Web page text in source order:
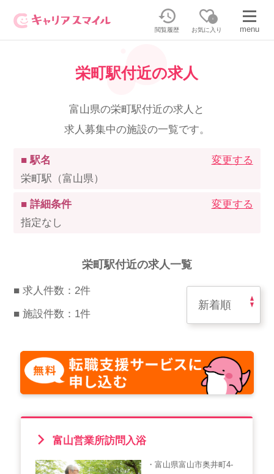
閲覧履歴
0
お気に入り menu
無料相談・お問い合わせはこちら
無料転職相談・お問い合わせの内容を
正社員／パートで働く
派遣で働く
その他のお問い合わせ
正社員・パートの求人を探す
紹介会社を使うメリットについて
介護・看護のお仕事について
利用者の声
栄町駅付近の求人
富山県の栄町駅付近の求人と
求人募集中の施設の一覧です。
■ 駅名
栄町駅（富山県）
変更する
■ 詳細条件
指定なし
変更する
栄町駅付近の求人一覧
■ 求人件数：2件
■ 施設件数：1件
富山営業所訪問入浴
・富山県富山市奥井町4-